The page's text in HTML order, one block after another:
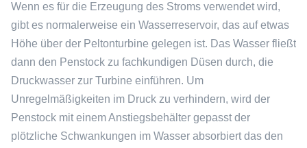
Wenn es für die Erzeugung des Stroms verwendet wird,
gibt es normalerweise ein Wasserreservoir, das auf etwas
Höhe über der Peltonturbine gelegen ist. Das Wasser fließt
dann den Penstock zu fachkundigen Düsen durch, die
Druckwasser zur Turbine einführen. Um
Unregelmäßigkeiten im Druck zu verhindern, wird der
Penstock mit einem Anstiegsbehälter gepasst der
plötzliche Schwankungen im Wasser absorbiert das den